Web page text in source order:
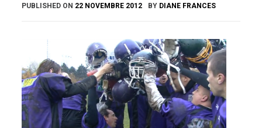
PUBLISHED ON 22 NOVEMBRE 2012 BY DIANE FRANCES